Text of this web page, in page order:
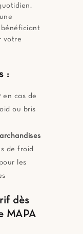
votre
:
en cas de
ou bris
de froid
pour les
dès
MAPA